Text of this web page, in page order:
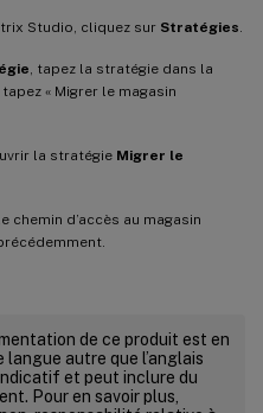
Studio, cliquez sur Stratégies
, tapez la stratégie dans la
« Migrer le magasin
la stratégie Migrer le
chemin d’accès au magasin
de ce produit est en
autre que l’anglais
et peut inclure du
Pour en savoir plus,